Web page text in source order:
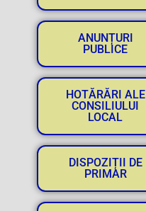
ANUNȚURI
PUBLICE
HOTĂRĂRI ALE
CONSILIULUI
LOCAL
DISPOZIȚII DE
PRIMAR